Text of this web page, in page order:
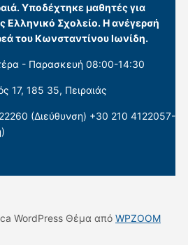
Υποδέχτηκε μαθητές για
Σχολείο. Η ανέγερσή
του Κωνσταντίνου Ιωνίδη.
- Παρασκευή 08:00-14:30
17, 185 35, Πειραιάς
(Διεύθυνση) +30 210 4122057-
WordPress Θέμα από WPZOOM